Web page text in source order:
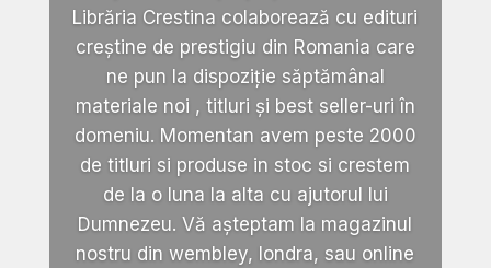
Librăria Crestina colaborează cu edituri
creștine de prestigiu din Romania care
ne pun la dispoziție săptămânal
materiale noi , titluri și best seller-uri în
domeniu. Momentan avem peste 2000
de titluri si produse in stoc si crestem
de la o luna la alta cu ajutorul lui
Dumnezeu. Vă așteptam la magazinul
nostru din wembley, londra, sau online